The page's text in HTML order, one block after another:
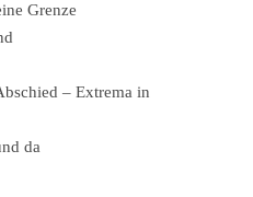
Grenze
– Extrema in
da